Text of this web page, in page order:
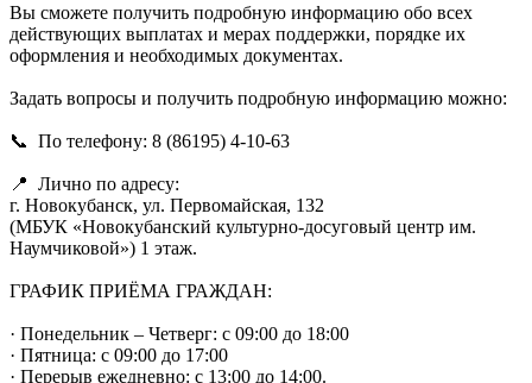
Вы сможете получить подробную информацию обо всех
действующих выплатах и мерах поддержки, порядке их
оформления и необходимых документах.
Задать вопросы и получить подробную информацию можно:
📞 По телефону: 8 (86195) 4-10-63
📍 Лично по адресу:
г. Новокубанск, ул. Первомайская, 132
(МБУК «Новокубанский культурно-досуговый центр им.
Наумчиковой») 1 этаж.
ГРАФИК ПРИЁМА ГРАЖДАН:
· Понедельник – Четверг: с 09:00 до 18:00
· Пятница: с 09:00 до 17:00
· Перерыв ежедневно: с 13:00 до 14:00.